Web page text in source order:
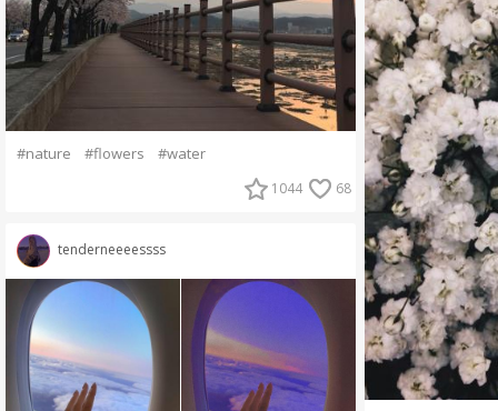
#nature #flowers #water
1044 68
tenderneeeessss